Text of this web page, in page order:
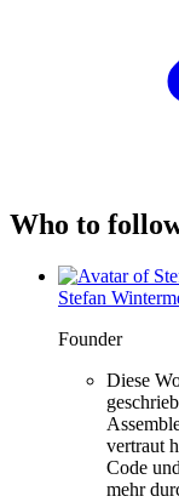
Who to
Stefan
Founder
Diese
vertraut
Code
mehr